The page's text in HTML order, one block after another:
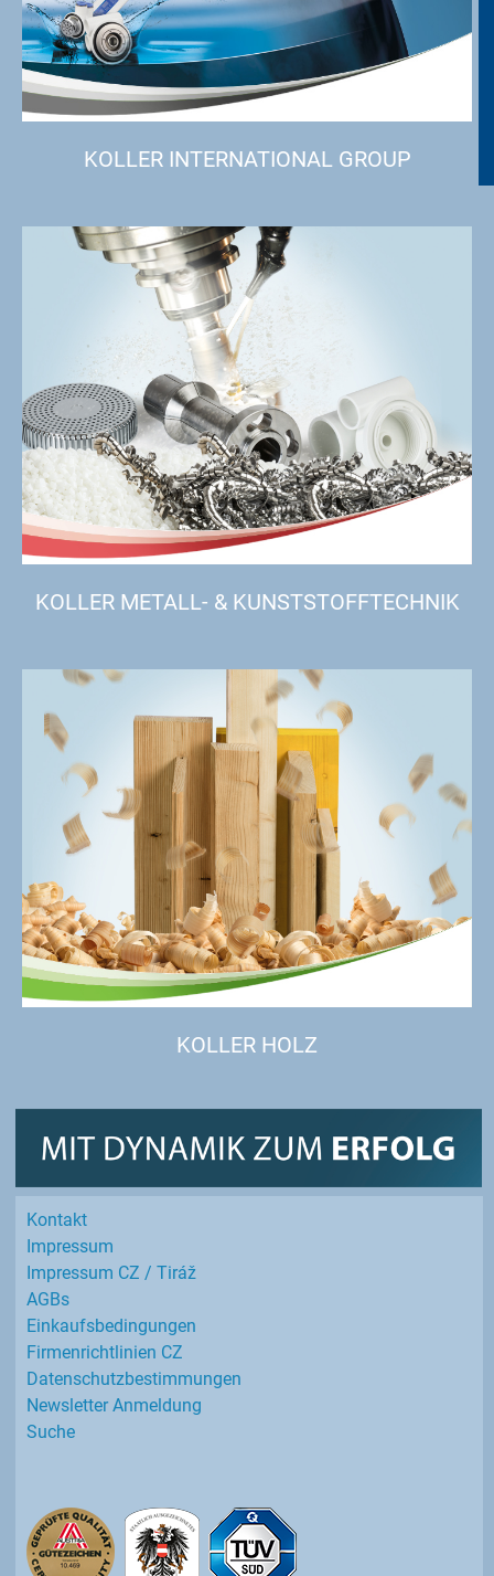
KOLLER INTERNATIONAL GROUP
KOLLER METALL- & KUNSTSTOFFTECHNIK
KOLLER HOLZ
Kontakt
Impressum
Impressum CZ / Tiráž
AGBs
Einkaufs­bedingungen
Firmenrichtlinien CZ
Datenschutz­bestimmungen
Newsletter Anmeldung
Suche